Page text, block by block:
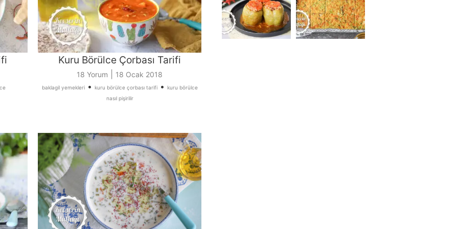
Kuru Börülce Çorbası Tarifi
18 Yorum 18 Ocak 2018
baklagil yemekleri• kuru börülce çorbası tarifi•
kuru börülce
nasıl pişirilir